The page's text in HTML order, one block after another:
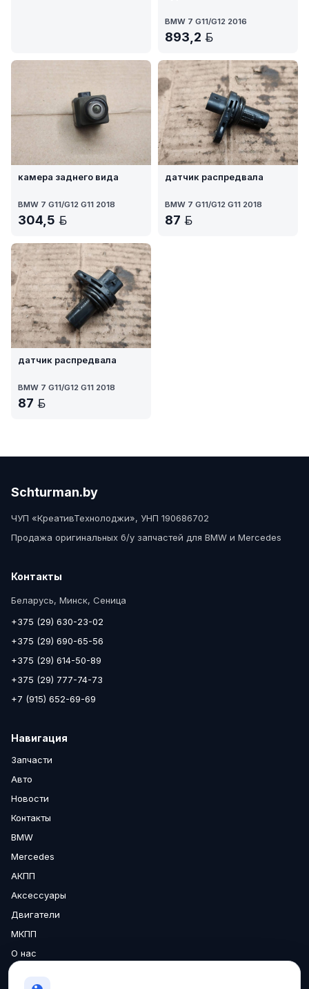
BMW 7 G11/G12 2016
893,2
камера заднего вида
BMW 7 G11/G12 G11 2018
304,5
датчик распредвала
BMW 7 G11/G12 G11 2018
87
датчик распредвала
BMW 7 G11/G12 G11 2018
87
Schturman.by
ЧУП «КреативТехнолоджи», УНП 190686702
Продажа оригинальных б/у запчастей для BMW и Mercedes
Контакты
Беларусь, Минск, Сеница
+375 (29) 630-23-02
+375 (29) 690-65-56
+375 (29) 614-50-89
+375 (29) 777-74-73
+7 (915) 652-69-69
Навигация
Запчасти
Авто
Новости
Контакты
BMW
Mercedes
АКПП
Аксессуары
Двигатели
МКПП
О нас